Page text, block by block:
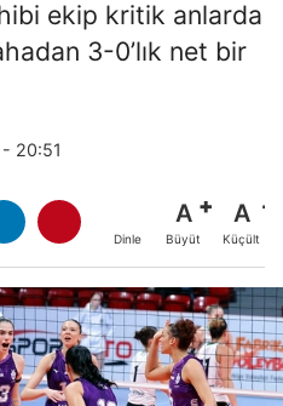
ekip kritik anlarda
3-0’lık net bir
20:51
Dinle
A
Büyüt
A
Küçült